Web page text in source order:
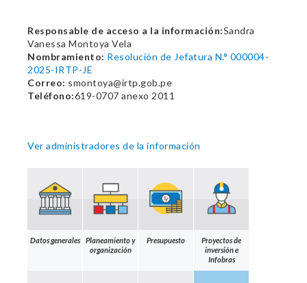
Responsable de acceso a la información:Sandra
Vanessa Montoya Vela
Nombramiento: Resolución de Jefatura N.° 000004-
2025-IRTP-JE
Correo: smontoya@irtp.gob.pe
Teléfono:619-0707 anexo 2011
Ver administradores de la información
Datos generales
Planeamiento y
organización
Presupuesto
Proyectos de
inversión e
Infobras